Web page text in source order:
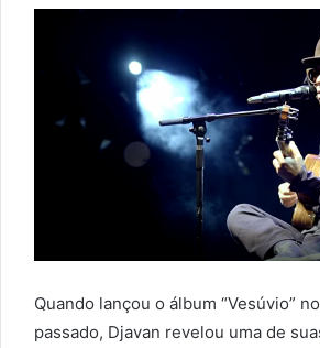
Quando lançou o álbum “Vesúvio”
passado, Djavan revelou uma de